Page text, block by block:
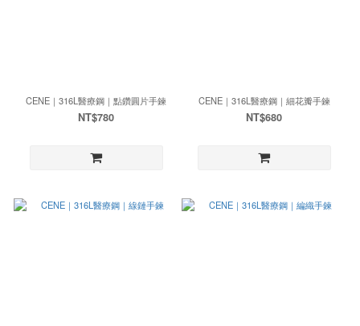
CENE｜316L醫療鋼｜點鑽圓片手鍊
NT$780
CENE｜316L醫療鋼｜細花瓣手鍊
NT$680